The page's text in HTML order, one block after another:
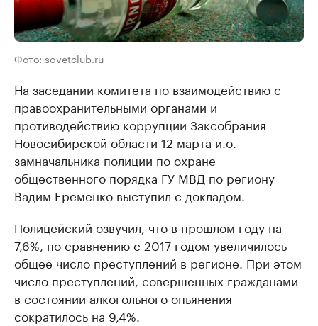
Фото: sovetclub.ru
На заседании комитета по взаимодействию с
правоохранительными органами и
противодействию коррупции Заксобрания
Новосибирской области 12 марта и.о.
замначальника полиции по охране
общественного порядка ГУ МВД по региону
Вадим Еременко выступил с докладом.
Полицейский озвучил, что в прошлом году на
7,6%, по сравнению с 2017 годом увеличилось
общее число преступлений в регионе. При этом
число преступлений, совершенных гражданами
в состоянии алкогольного опьянения
сократилось на 9,4%.